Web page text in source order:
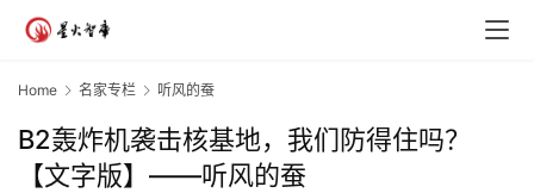
Home 名家专栏 听风的蚕
B2轰炸机袭击核基地，我们防得住吗？
【文字版】——听风的蚕